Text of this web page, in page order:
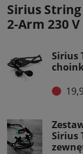
Sirius
2-Arm 230
Sirius
Sirius